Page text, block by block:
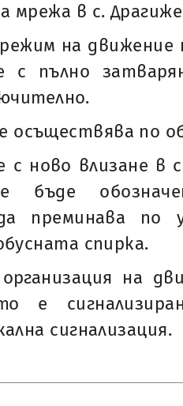
мрежа в с.
на движение
с пълно
осъществява по
с ново влизане в
да преминава по
спирка.
на
е
сигнализация.